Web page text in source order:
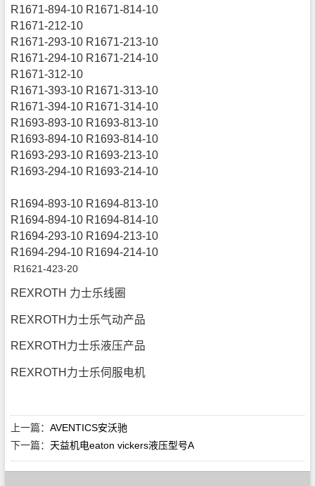
R1671-894-10 R1671-814-10
R1671-212-10
R1671-293-10 R1671-213-10
R1671-294-10 R1671-214-10
R1671-312-10
R1671-393-10 R1671-313-10
R1671-394-10 R1671-314-10
R1693-893-10 R1693-813-10
R1693-894-10 R1693-814-10
R1693-293-10 R1693-213-10
R1693-294-10 R1693-214-10
R1694-893-10 R1694-813-10
R1694-894-10 R1694-814-10
R1694-293-10 R1694-213-10
R1694-294-10 R1694-214-10
R1621-423-20
REXROTH 力士乐线圈
REXROTH力士乐气动产品
REXROTH力士乐液压产品
REXROTH力士乐伺服电机
上一篇：AVENTICS安沃驰
下一篇： 天益机电eaton vickers液压型号A